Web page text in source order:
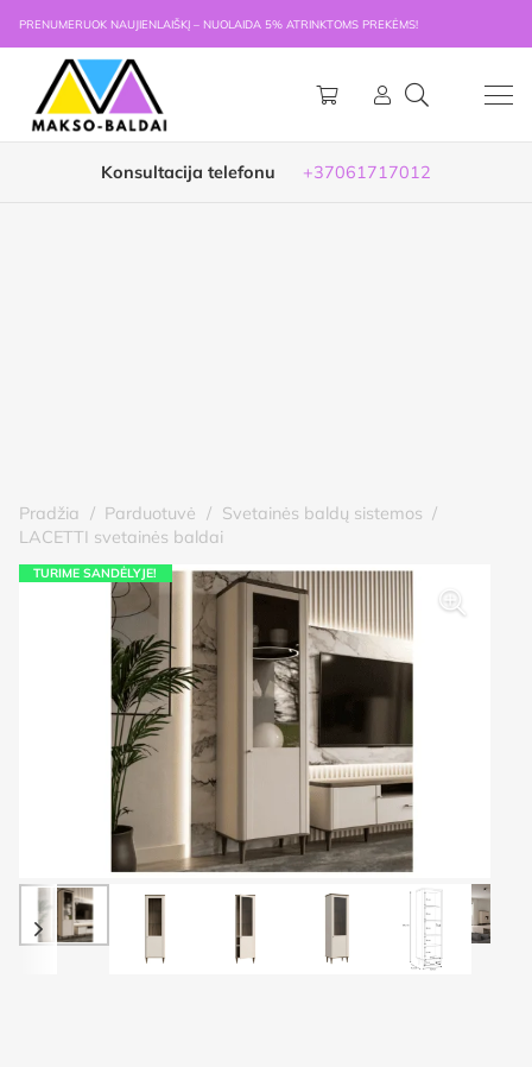
PRENUMERUOK NAUJIENLAIŠKĮ – NUOLAIDA 5% ATRINKTOMS PREKĖMS!
Konsultacija telefonu +37061717012
Pradžia / Parduotuvė / Svetainės baldų sistemos /
LACETTI svetainės baldai
TURIME SANDĖLYJE!